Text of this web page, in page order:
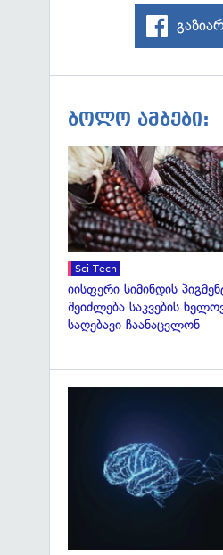
ბოლო ამბები:
Sci-Tech
იისფერი სიმინდის
შეიძლება საკვების
საღებავი ჩაანაცვლონ